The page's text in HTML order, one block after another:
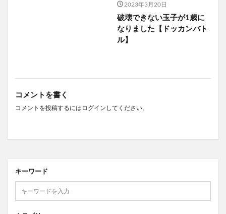
2023年3月20日
破壊できない玉子が1歳に
なりました【ドッカンバト
ル】
コメントを書く
コメントを投稿するには ログイン してください。
キーワード